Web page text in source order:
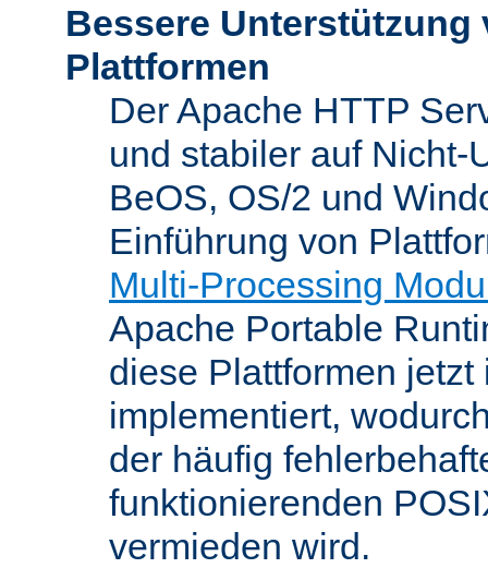
Bessere Unterstützung
Plattformen
Der Apache HTTP
und stabiler auf Nicht-
BeOS, OS/2 und
Einführung von
Multi-Processing
Apache Portable
diese Plattformen
implementiert,
der häufig
funktionierenden
vermieden wird.